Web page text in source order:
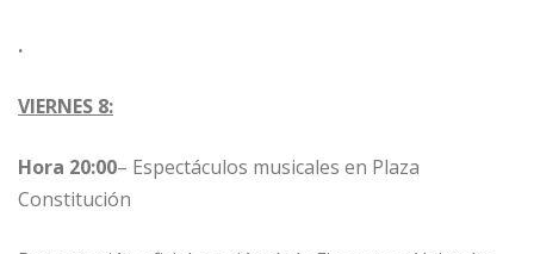
.
VIERNES 8:
Hora 20:00– Espectáculos musicales en Plaza
Constitución